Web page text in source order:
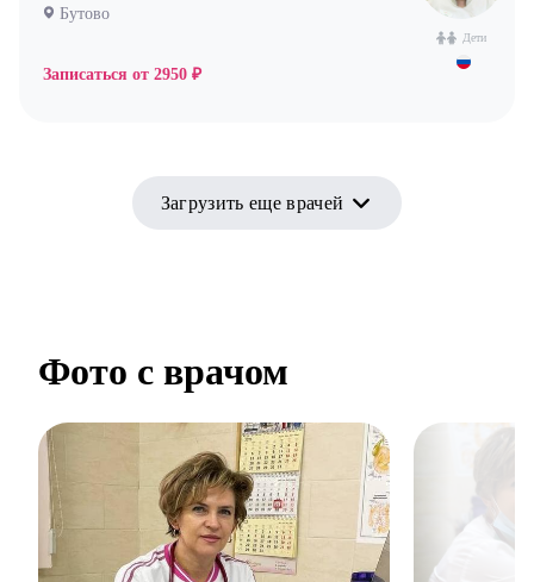
Дети
Бутово
Записаться от 2950 ₽
Загрузить еще врачей
Фото с врачом